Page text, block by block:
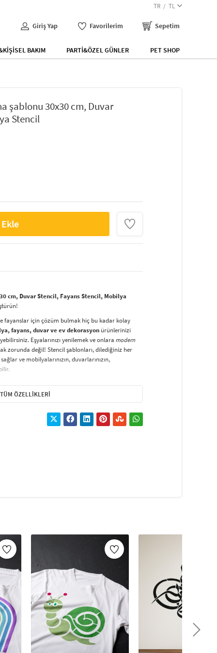
TR TL
Giriş Yap Favorilerim Sepetim
BAKIM PARTİ&ÖZEL GÜNLER PET SHOP
şablonu 30x30 cm, Duvar
Stencil
cm, Duvar Stencil, Fayans Stencil, Mobilya
fayanslar için çözüm bulmak hiç bu kadar kolay
fayans, duvar ve ev dekorasyon ürünlerinizi
Eşyalarınızı yenilemek ve onlara modern
zorunda değil! Stencil şablonları, dilediğiniz her
sağlar ve mobilyalarınızın, duvarlarınızın,
Evinizi, kişisel zevkinizle özelleştirebilir
El işi ve ev dekorasyonusevenler için stencil,
kullanılabilir. Özel hammaddeden üretilen
ÖZELLIKLERI